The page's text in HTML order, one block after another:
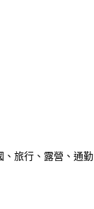
需綁卡、不需儲值。
後，再付款。
程】
、旅行、露營、通勤